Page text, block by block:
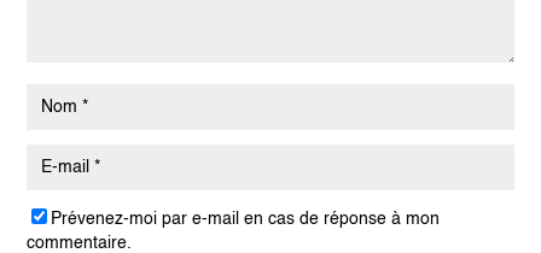
Prévenez-moi par e-mail en cas de réponse à mon
commentaire.